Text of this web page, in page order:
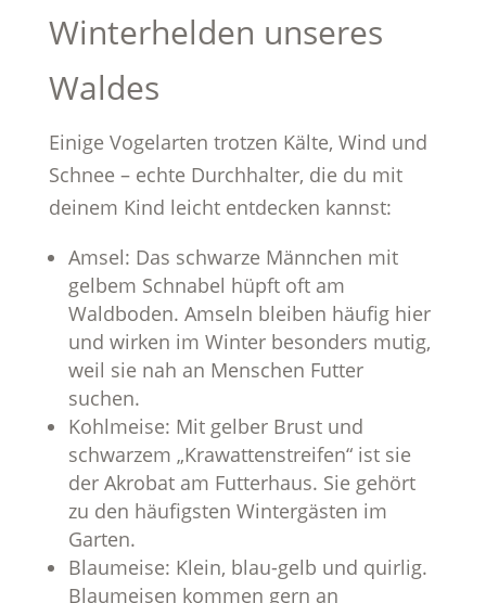
Winterhelden unseres
Waldes
Einige Vogelarten trotzen Kälte, Wind und
Schnee – echte Durchhalter, die du mit
deinem Kind leicht entdecken kannst:
Amsel: Das schwarze Männchen mit
gelbem Schnabel hüpft oft am
Waldboden. Amseln bleiben häufig hier
und wirken im Winter besonders mutig,
weil sie nah an Menschen Futter
suchen.
Kohlmeise: Mit gelber Brust und
schwarzem „Krawattenstreifen“ ist sie
der Akrobat am Futterhaus. Sie gehört
zu den häufigsten Wintergästen im
Garten.
Blaumeise: Klein, blau-gelb und quirlig.
Blaumeisen kommen gern an